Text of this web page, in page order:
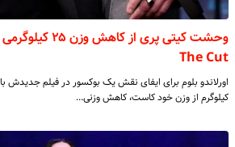
وحشت کیتی پری از
The Cut
کیلوگرم از وزن خود کاست، کاهش وزنی…